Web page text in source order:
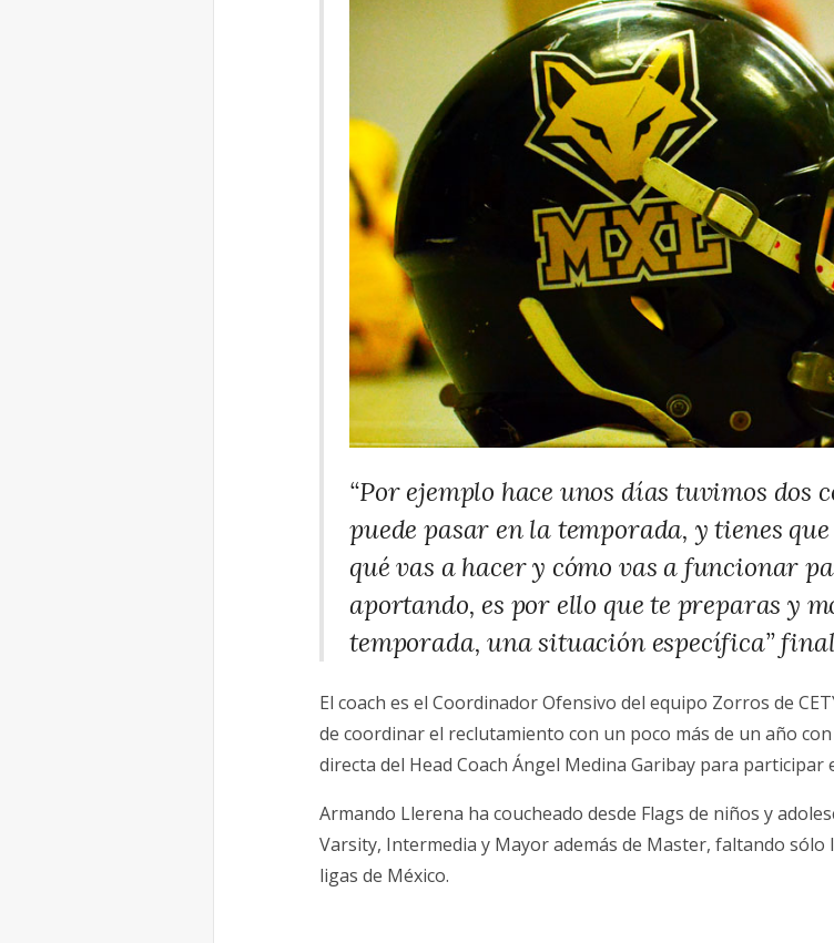
“Por ejemplo hace unos días tuvimos dos
puede pasar en la temporada, y tienes
qué vas a hacer y cómo vas a funcionar
aportando, es por ello que te preparas y
temporada, una situación específica”
El coach es el Coordinador Ofensivo del equipo Zorros de
de coordinar el reclutamiento con un poco más de un año
directa del Head Coach Ángel Medina Garibay para participar
Armando Llerena ha coucheado desde Flags de niños y
Varsity, Intermedia y Mayor además de Master, faltando
ligas de México.